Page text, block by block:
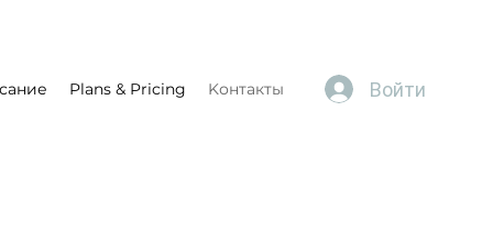
Plans & Pricing Kонтакты Войти